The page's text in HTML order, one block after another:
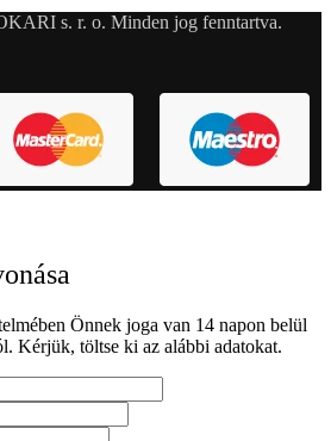
s. r. o. Minden jog fenntartva.
Önnek joga van 14 napon belül
Kérjük, töltse ki az alábbi adatokat.